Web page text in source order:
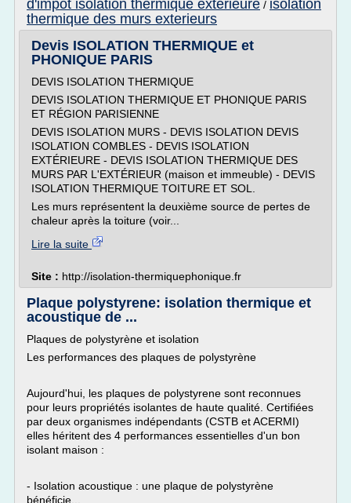
d'impot isolation thermique exterieure / isolation
thermique des murs exterieurs
Devis ISOLATION THERMIQUE et
PHONIQUE PARIS
DEVIS ISOLATION THERMIQUE
DEVIS ISOLATION THERMIQUE ET PHONIQUE PARIS
ET RÉGION PARISIENNE
DEVIS ISOLATION MURS - DEVIS ISOLATION DEVIS
ISOLATION COMBLES - DEVIS ISOLATION
EXTÉRIEURE - DEVIS ISOLATION THERMIQUE DES
MURS PAR L'EXTÉRIEUR (maison et immeuble) - DEVIS
ISOLATION THERMIQUE TOITURE ET SOL.
Les murs représentent la deuxième source de pertes de
chaleur après la toiture (voir...
Lire la suite
Site : http://isolation-thermiquephonique.fr
Plaque polystyrene: isolation thermique et
acoustique de ...
Plaques de polystyrène et isolation
Les performances des plaques de polystyrène
Aujourd'hui, les plaques de polystyrene sont reconnues
pour leurs propriétés isolantes de haute qualité. Certifiées
par deux organismes indépendants (CSTB et ACERMI)
elles héritent des 4 performances essentielles d'un bon
isolant maison :
- Isolation acoustique : une plaque de polystyrène
bénéficie...